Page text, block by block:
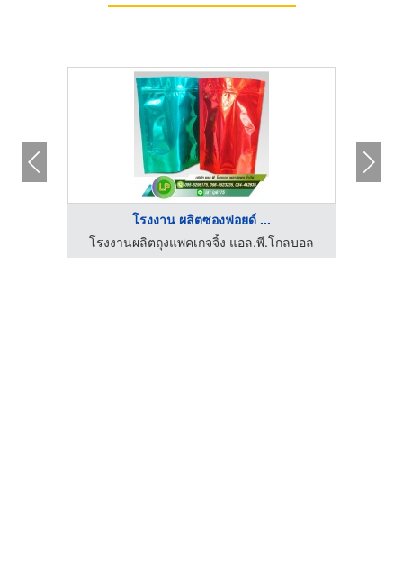
โรงงาน ผลิตซองฟอยด์ ...
โรงงานผลิตถุงแพคเกจจิ้ง แอล.พี.โกลบอล